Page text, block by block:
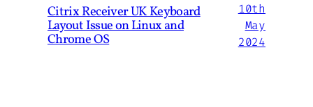
Citrix Receiver UK Keyboard
Layout Issue on Linux and
Chrome OS
10th
May
2024